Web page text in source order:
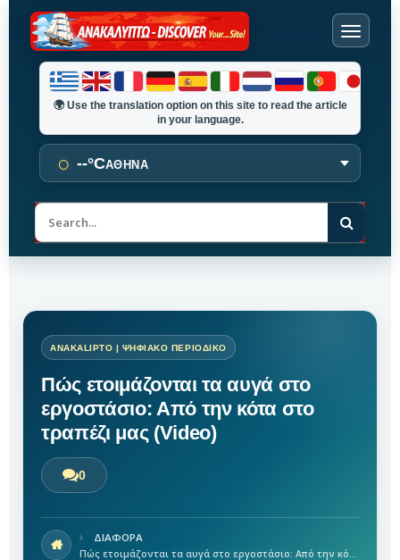
🌍Use the translation option on this site to read the article
in your language.
○ --°CΑΘΗΝΑ
Α
α
ζ
Πώς ετοιμάζονται τα αυγά στο
εργοστάσιο: Από την κότα στο
τραπέζι μας (Video)
0
ΔΙΑΦΟΡΑ
Πώς ετοιμάζονται τα αυγά στο εργοστάσιο: Από την κότα στο τραπέζι μας (Video)